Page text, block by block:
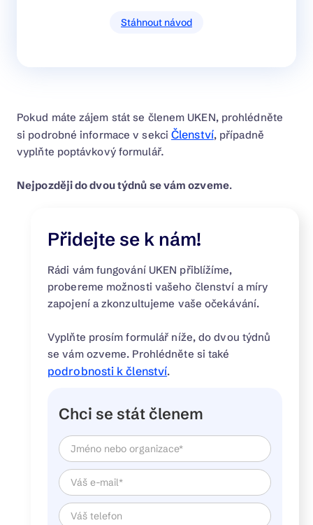
Stáhnout návod
Prohlédněte si návod Jak začít
sdílet elektřinu
Prohlédnout si
Stáhněte si manuál „Jak na
Pokud máte zájem stát se členem UKEN, prohlédněte
si podrobné informace v sekciČlenství, případně
vyplňte poptávkový formulář.
Nejpozději do dvou týdnů se vám ozveme.
Přidejte se k nám!
Rádi vám fungování UKEN přiblížíme,
probereme možnosti vašeho členství a míry
zapojení a zkonzultujeme vaše očekávání.
Vyplňte prosím formulář níže, do dvou týdnů
se vám ozveme. Prohlédněte si také
podrobnosti k členství.
Chci se stát členem